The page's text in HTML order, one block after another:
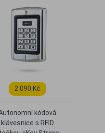
2 090 Kč
kódová
klávesnice s RFID